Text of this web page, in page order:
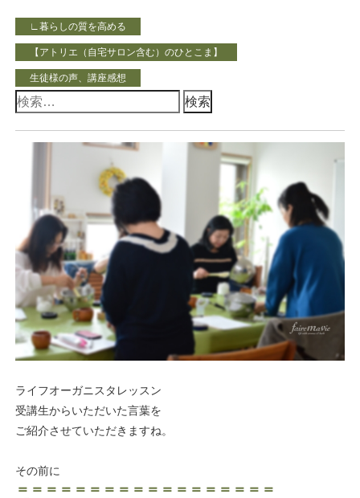
∟暮らしの質を高める
【アトリエ（自宅サロン含む）のひとこま】
生徒様の声、講座感想
検
ライフオーガニスタレッスン
受講生からいただいた言葉を
ご紹介させていただきますね。
その前に
＝＝＝＝＝＝＝＝＝＝＝＝＝＝＝＝＝＝